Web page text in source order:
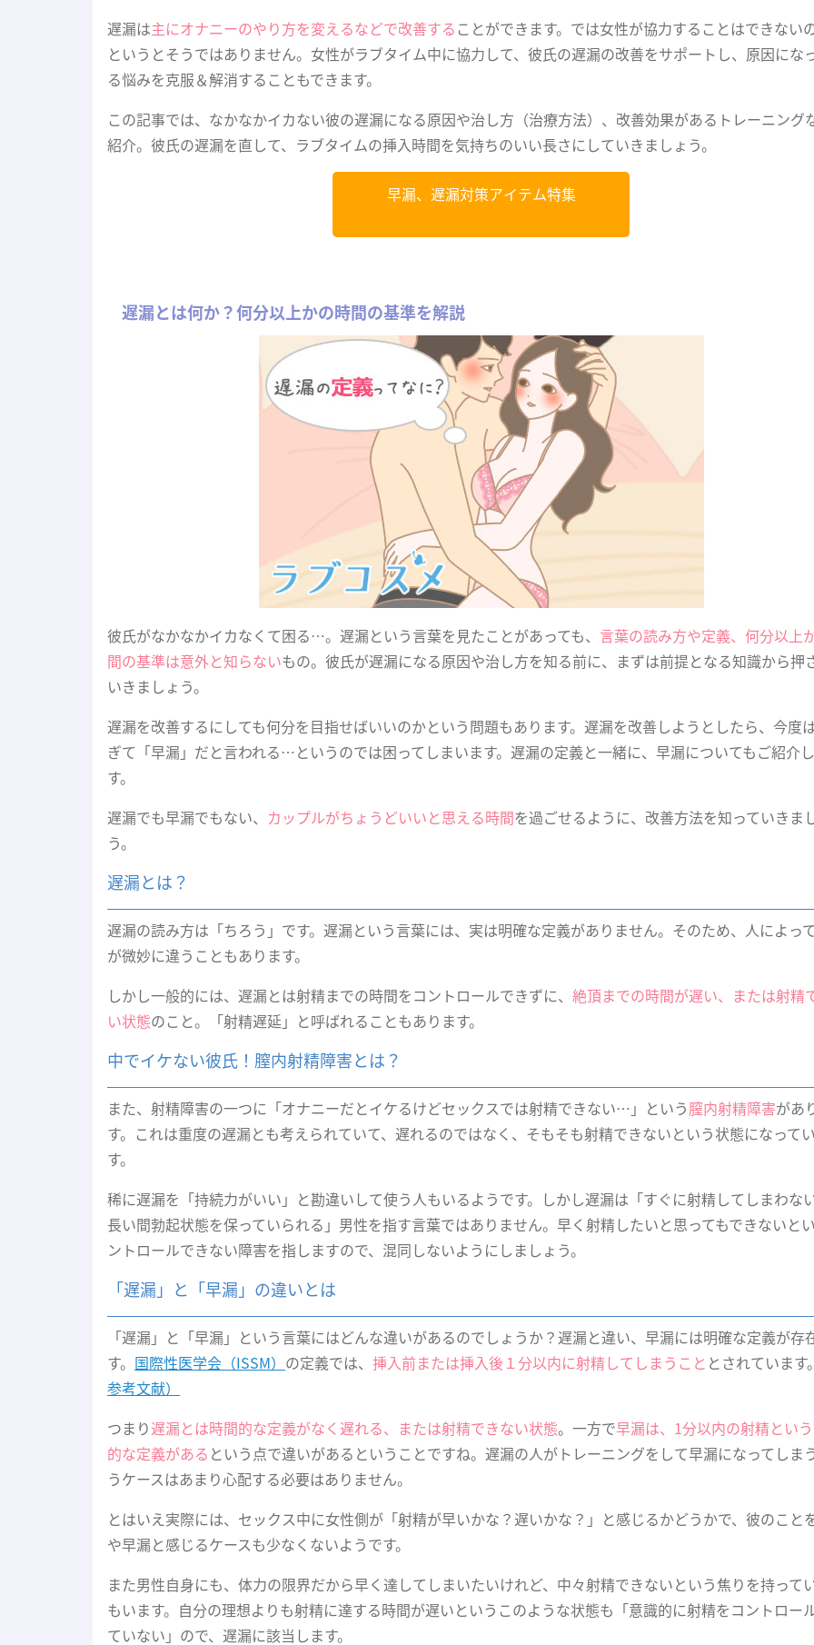
遅漏は主にオナニーのやり方を変えるなどで改善することができます。では女性が協力することはできない
というとそうではありません。女性がラブタイム中に協力して、彼氏の遅漏の改善をサポートし、原因にな
る悩みを克服＆解消することもできます。
この記事では、なかなかイカない彼の遅漏になる原因や治し方（治療方法）、改善効果があるトレーニング
紹介。彼氏の遅漏を直して、ラブタイムの挿入時間を気持ちのいい長さにしていきましょう。
早漏、遅漏対策アイテム特集
遅漏とは何か？何分以上かの時間の基準を解説
彼氏がなかなかイカなくて困る…。遅漏という言葉を見たことがあっても、 言葉の読み方や定義、何分以上
間の基準は意外と知らないもの。彼氏が遅漏になる原因や治し方を知る前に、まずは前提となる知識から押
いきましょう。
遅漏を改善するにしても何分を目指せばいいのかという問題もあります。遅漏を改善しようとしたら、今度
ぎて「早漏」だと言われる…というのでは困ってしまいます。遅漏の定義と一緒に、早漏についてもご紹介
す。
遅漏でも早漏でもない、 カップルがちょうどいいと思える時間を過ごせるように、改善方法を知っていきま
う。
遅漏とは？
遅漏の読み方は「ちろう」です。遅漏という言葉には、実は明確な定義がありません。そのため、人によっ
が微妙に違うこともあります。
しかし一般的には、遅漏とは射精までの時間をコントロールできずに、 絶頂までの時間が遅い、または射精
い状態のこと。「射精遅延」と呼ばれることもあります。
中でイケない彼氏！膣内射精障害とは？
また、射精障害の一つに「オナニーだとイケるけどセックスでは射精できない…」という膣内射精障害があ
す。これは重度の遅漏とも考えられていて、遅れるのではなく、そもそも射精できないという状態になって
す。
稀に遅漏を「持続力がいい」と勘違いして使う人もいるようです。しかし遅漏は「すぐに射精してしまわない
長い間勃起状態を保っていられる」男性を指す言葉ではありません。早く射精したいと思ってもできないと
ントロールできない障害を指しますので、混同しないようにしましょう。
「遅漏」と「早漏」の違いとは
「遅漏」と「早漏」という言葉にはどんな違いがあるのでしょうか？遅漏と違い、早漏には明確な定義が存
す。 国際性医学会（ISSM） の定義では、 挿入前または挿入後１分以内に射精してしまうこと とされています。
参考文献）
つまり遅漏とは時間的な定義がなく遅れる、または射精できない状態。一方で早漏は、1分以内の射精とい
的な定義がある という点で違いがあるということですね。遅漏の人がトレーニングをして早漏になってしま
うケースはあまり心配する必要はありません。
とはいえ実際には、セックス中に女性側が「射精が早いかな？遅いかな？」と感じるかどうかで、彼のこと
や早漏と感じるケースも少なくないようです。
また男性自身にも、体力の限界だから早く達してしまいたいけれど、中々射精できないという焦りを持って
もいます。自分の理想よりも射精に達する時間が遅いというこのような状態も「意識的に射精をコントロー
ていない」ので、遅漏に該当します。